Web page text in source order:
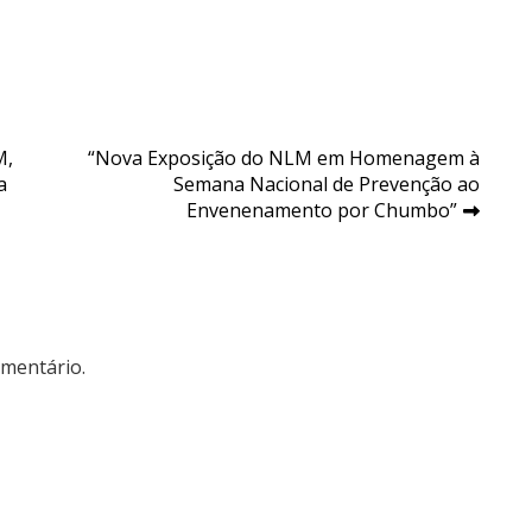
“Nova Exposição do NLM em Homenagem à
Semana Nacional de Prevenção ao
Envenenamento por Chumbo”